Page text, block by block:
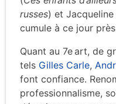
russes) et Jacqueline
cumule à ce jour
Quant au 7e art, de
tels Gilles Carle,
font confiance.
professionnalisme,